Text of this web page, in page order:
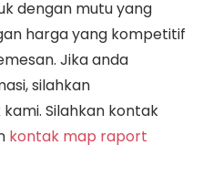
dengan mutu yang
harga yang kompetitif
Jika anda
silahkan
Silahkan kontak
kontak map raport